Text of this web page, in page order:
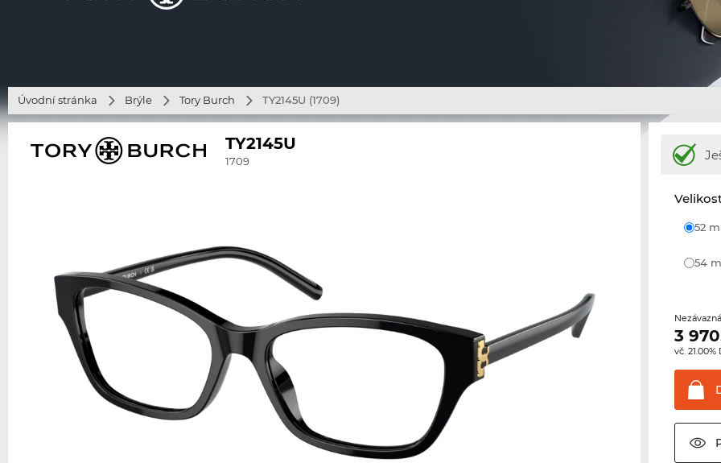
Úvodní stránka Brýle Tory Burch TY2145U (1709)
TY2145U
1709
52
54
3
vč. 21.00%